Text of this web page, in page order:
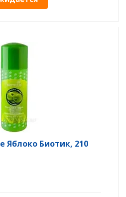
Яблоко Биотик, 210